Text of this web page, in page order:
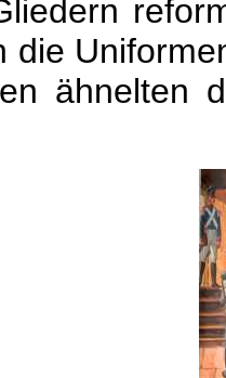
die
ähnelten